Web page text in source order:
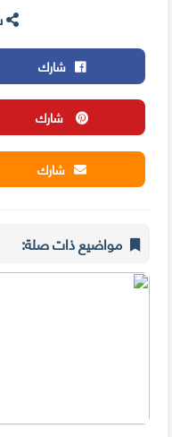
شارك
شارك
شارك
مواضيع ذات صلة: